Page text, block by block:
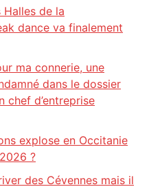
Halles de la
dance va finalement
ma connerie, une
dans le dossier
chef d’entreprise
explose en Occitanie
?
des Cévennes mais il